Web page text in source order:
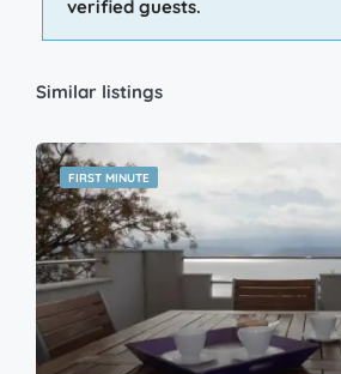
verified guests.
Similar listings
FIRST MINUTE